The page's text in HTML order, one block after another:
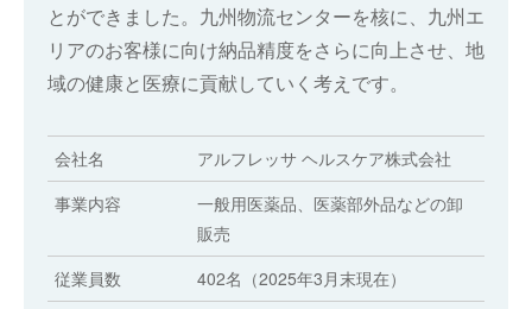
とができました。九州物流センターを核に、九州エ
リアのお客様に向け納品精度をさらに向上させ、地
域の健康と医療に貢献していく考えです。
会社名
アルフレッサ ヘルスケア株式会社
事業内容
一般用医薬品、医薬部外品などの卸
販売
従業員数
402名（2025年3月末現在）